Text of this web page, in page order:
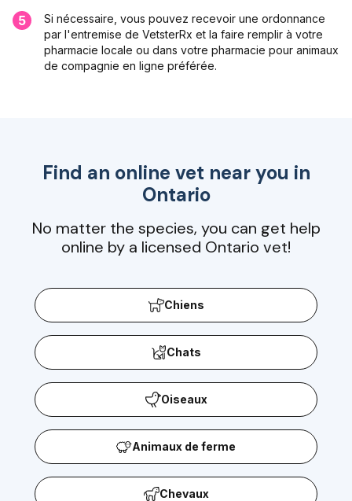
5
Si nécessaire, vous pouvez recevoir une ordonnance
par l'entremise de VetsterRx et la faire remplir à votre
pharmacie locale ou dans votre pharmacie pour animaux
de compagnie en ligne préférée.
Find an online vet near you in
Ontario
No matter the species, you can get help
online by a licensed Ontario vet!
Chiens
Chats
Oiseaux
Animaux de ferme
Chevaux